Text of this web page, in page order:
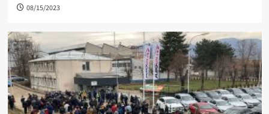
08/15/2023